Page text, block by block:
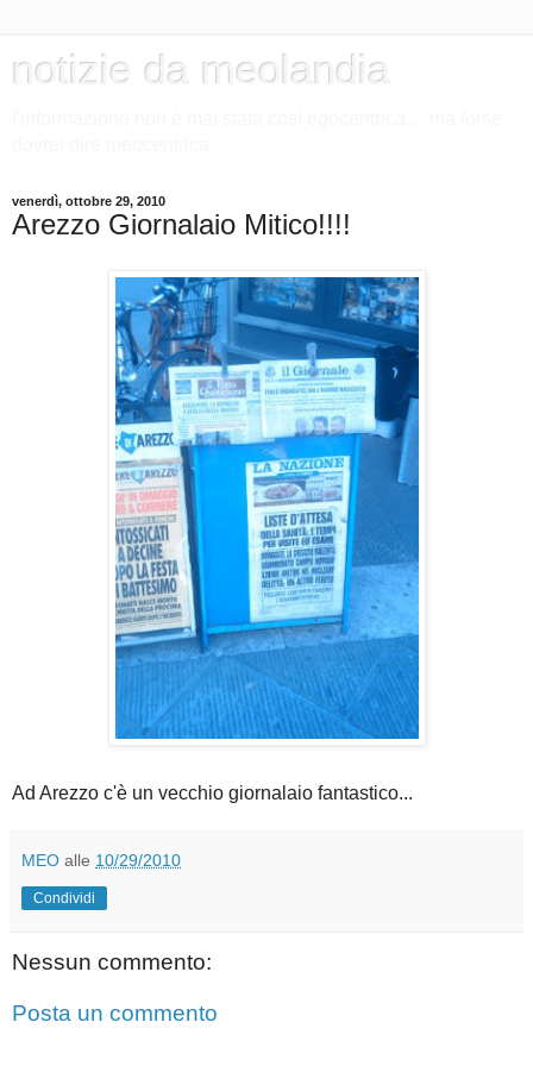
notizie da meolandia
venerdì, ottobre 29, 2010
Arezzo Giornalaio Mitico!!!!
Ad Arezzo c'è un vecchio giornalaio fantastico...
MEO alle 10/29/2010
Condividi
Nessun commento:
Posta un commento